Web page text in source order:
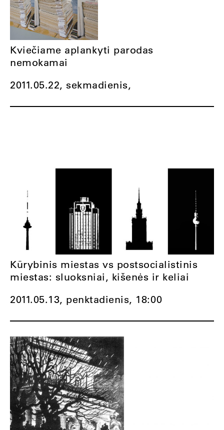
2011.05.22, sekmadienis,
Kviečiame aplankyti parodas
nemokamai
2011.05.13, penktadienis, 18:00
Kūrybinis miestas vs postsocialistinis
miestas: sluoksniai, kišenės ir keliai